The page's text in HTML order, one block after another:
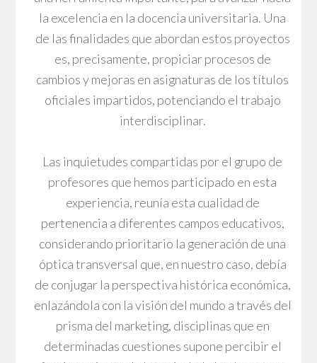
la excelencia en la docencia universitaria. Una
de las finalidades que abordan estos proyectos
es, precisamente, propiciar procesos de
cambios y mejoras en asignaturas de los títulos
oficiales impartidos, potenciando el trabajo
interdisciplinar.
Las inquietudes compartidas por el grupo de
profesores que hemos participado en esta
experiencia, reunía esta cualidad de
pertenencia a diferentes campos educativos,
considerando prioritario la generación de una
óptica transversal que, en nuestro caso, debía
de conjugar la perspectiva histórica económica,
enlazándola con la visión del mundo a través del
prisma del marketing, disciplinas que en
determinadas cuestiones supone percibir el